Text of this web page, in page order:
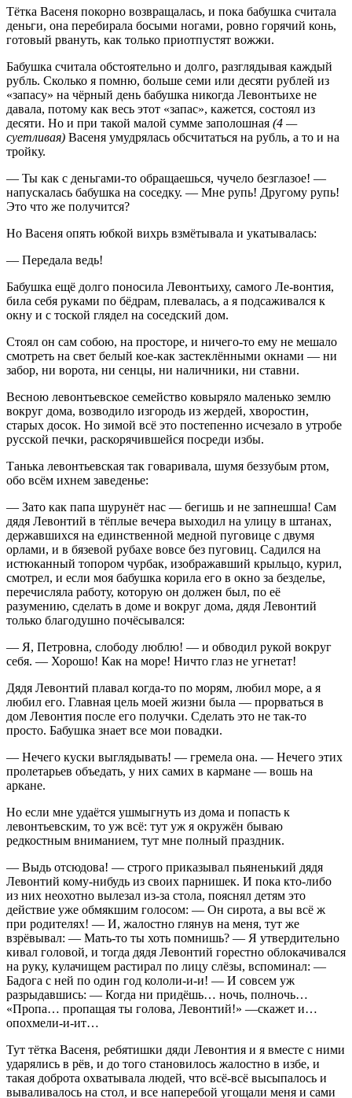
Тётка Васеня покорно возвращалась, и пока бабушка считала
деньги, она перебирала босыми ногами, ровно горячий конь,
готовый рвануть, как только приотпустят вожжи.
Бабушка считала обстоятельно и долго, разглядывая каждый
рубль. Сколько я помню, больше семи или десяти рублей из
«запасу» на чёрный день бабушка никогда Левонтьихе не
давала, потому как весь этот «запас», кажется, состоял из
десяти. Но и при такой малой сумме заполошная (4 —
суетливая) Васеня умудрялась обсчитаться на рубль, а то и на
тройку.
— Ты как с деньгами-то обращаешься, чучело безглазое! —
напускалась бабушка на соседку. — Мне рупь! Другому рупь!
Это что же получится?
Но Васеня опять юбкой вихрь взмётывала и укатывалась:
— Передала ведь!
Бабушка ещё долго поносила Левонтьиху, самого Ле-вонтия,
била себя руками по бёдрам, плевалась, а я подсаживался к
окну и с тоской глядел на соседский дом.
Стоял он сам собою, на просторе, и ничего-то ему не мешало
смотреть на свет белый кое-как застеклёнными окнами — ни
забор, ни ворота, ни сенцы, ни наличники, ни ставни.
Весною левонтьевское семейство ковыряло маленько землю
вокруг дома, возводило изгородь из жердей, хворостин,
старых досок. Но зимой всё это постепенно исчезало в утробе
русской печки, раскорячившейся посреди избы.
Танька левонтьевская так говаривала, шумя беззубым ртом,
обо всём ихнем заведенье:
— Зато как папа шурунёт нас — бегишь и не запнешша! Сам
дядя Левонтий в тёплые вечера выходил на улицу в штанах,
державшихся на единственной медной пуговице с двумя
орлами, и в бязевой рубахе вовсе без пуговиц. Садился на
истюканный топором чурбак, изображавший крыльцо, курил,
смотрел, и если моя бабушка корила его в окно за безделье,
перечисляла работу, которую он должен был, по её
разумению, сделать в доме и вокруг дома, дядя Левонтий
только благодушно почёсывался:
— Я, Петровна, слободу люблю! — и обводил рукой вокруг
себя. — Хорошо! Как на море! Ничто глаз не угнетат!
Дядя Левонтий плавал когда-то по морям, любил море, а я
любил его. Главная цель моей жизни была — прорваться в
дом Левонтия после его получки. Сделать это не так-то
просто. Бабушка знает все мои повадки.
— Нечего куски выглядывать! — гремела она. — Нечего этих
пролетарьев объедать, у них самих в кармане — вошь на
аркане.
Но если мне удаётся ушмыгнуть из дома и попасть к
левонтьевским, то уж всё: тут уж я окружён бываю
редкостным вниманием, тут мне полный праздник.
— Выдь отсюдова! — строго приказывал пьяненький дядя
Левонтий кому-нибудь из своих парнишек. И пока кто-либо
из них неохотно вылезал из-за стола, пояснял детям это
действие уже обмякшим голосом: — Он сирота, а вы всё ж
при родителях! — И, жалостно глянув на меня, тут же
взрёвывал: — Мать-то ты хоть помнишь? — Я утвердительно
кивал головой, и тогда дядя Левонтий горестно облокачивался
на руку, кулачищем растирал по лицу слёзы, вспоминал: —
Бадога с ней по один год кололи-и-и! — И совсем уж
разрыдавшись: — Когда ни придёшь… ночь, полночь…
«Пропа… пропащая ты голова, Левонтий!» —скажет и…
опохмели-и-ит…
Тут тётка Васеня, ребятишки дяди Левонтия и я вместе с ними
ударялись в рёв, и до того становилось жалостно в избе, и
такая доброта охватывала людей, что всё-всё высыпалось и
вываливалось на стол, и все наперебой угощали меня и сами